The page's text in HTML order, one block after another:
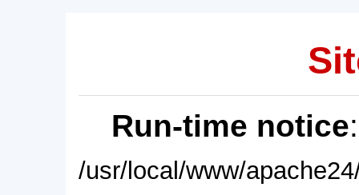
Run-time notice
/usr/local/www/